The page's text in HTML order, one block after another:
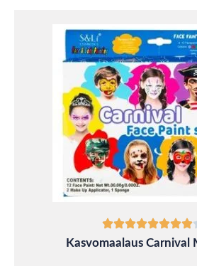
Kasvomaalaus Carnival